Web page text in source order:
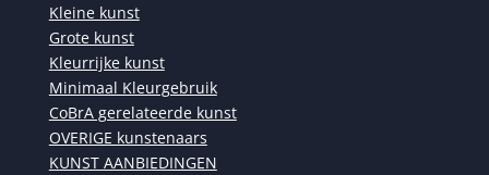
Kleine kunst
Grote kunst
Kleurrijke kunst
Minimaal Kleurgebruik
CoBrA gerelateerde kunst
OVERIGE kunstenaars
KUNST AANBIEDINGEN